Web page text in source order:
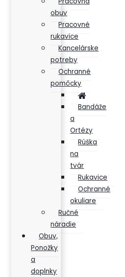
obuv
Pracovné
rukavice
Kancelárske
potreby
Ochranné
pomôcky
Bandáže
a
Ortézy
Rúška
na
tvár
Rukavice
Ochranné
okuliare
Ručné
náradie
Obuv,
Ponožky
a
doplnky